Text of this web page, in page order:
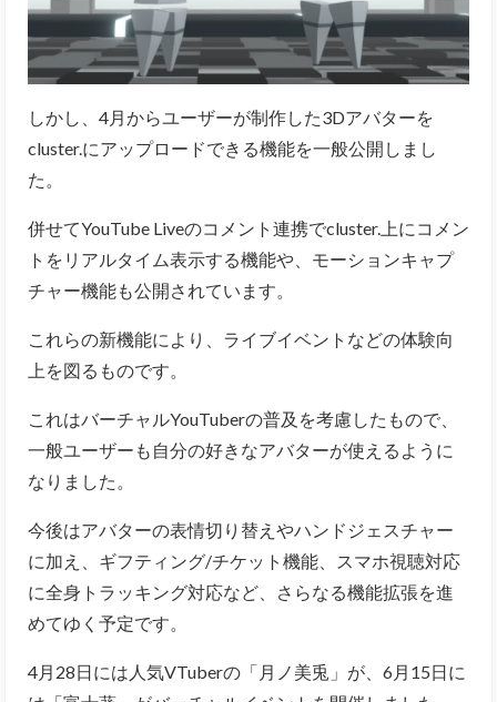
しかし、4月からユーザーが制作した3Dアバターを
cluster.にアップロードできる機能を一般公開しまし
た。
併せてYouTube Liveのコメント連携でcluster.上にコメン
トをリアルタイム表示する機能や、モーションキャプ
チャー機能も公開されています。
これらの新機能により、ライブイベントなどの体験向
上を図るものです。
これはバーチャルYouTuberの普及を考慮したもので、
一般ユーザーも自分の好きなアバターが使えるように
なりました。
今後はアバターの表情切り替えやハンドジェスチャー
に加え、ギフティング/チケット機能、スマホ視聴対応
に全身トラッキング対応など、さらなる機能拡張を進
めてゆく予定です。
4月28日には人気VTuberの「月ノ美兎」が、6月15日に